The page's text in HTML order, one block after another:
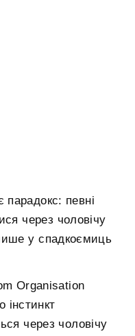
певні
через чоловічу
у спадкоємиць
Organisation
інстинкт
через чоловічу